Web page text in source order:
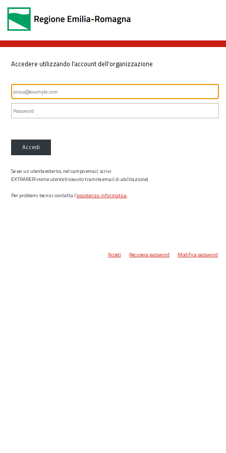
Accedere utilizzando l'account dell'organizzazione
Accedi
Se sei un utente esterno, nel campo email, scrivi
EXTRARER\nome utente(ricevuto tramite email di abilitazione)
Per problemi tecnici contatta l’assistenza informatica.
Accedi Recupera password Modifica password